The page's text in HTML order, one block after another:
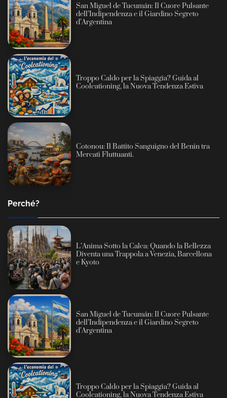
San Miguel de Tucumán: Il Cuore Pulsante
dell’Indipendenza e il Giardino Segreto
d’Argentina
Troppo Caldo per la Spiaggia? Guida al
Coolcationing, la Nuova Tendenza Estiva
Cotonou: Il Battito Sanguigno del Benin tra
Mercati Fluttuanti.
Perché?
L’Anima Sotto la Calca: Quando la Bellezza
Diventa una Trappola a Venezia, Barcellona
e Kyoto
San Miguel de Tucumán: Il Cuore Pulsante
dell’Indipendenza e il Giardino Segreto
d’Argentina
Troppo Caldo per la Spiaggia? Guida al
Coolcationing, la Nuova Tendenza Estiva